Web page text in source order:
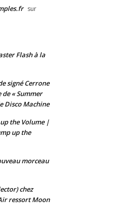
sur
Flash à la
signé Cerrone
de « Summer
Disco Machine
the Volume |
up the
morceau
chez
ressort Moon